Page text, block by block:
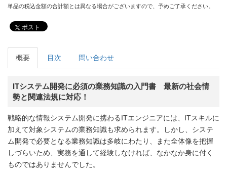
単品の税込金額の合計額とは異なる場合がございますので、予めご了承ください。
ポスト
概要 目次 問い合わせ
ITシステム開発に必須の業務知識の入門書 最新の社会情
勢と関連法規に対応！
戦略的な情報システム開発に携わるITエンジニアには、ITスキルに
加えて対象システムの業務知識も求められます。しかし、システ
ム開発で必要となる業務知識は多岐にわたり、また全体像を把握
しづらいため、実務を通して経験しなければ、なかなか身に付く
ものではありませんでした。